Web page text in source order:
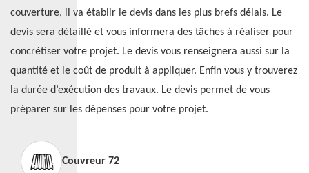
couverture, il va établir le devis dans les plus brefs délais. Le
devis sera détaillé et vous informera des tâches à réaliser pour
concrétiser votre projet. Le devis vous renseignera aussi sur la
quantité et le coût de produit à appliquer. Enfin vous y trouverez
la durée d’exécution des travaux. Le devis permet de vous
préparer sur les dépenses pour votre projet.
Couvreur 72